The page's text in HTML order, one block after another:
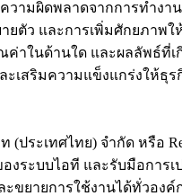
ความผิดพลาดจากการท
ว และการเพิ่มศักยภาพ
าในด้านใด และผลลัพธ์
เสริมความแข็งแกร่งให้ธุร
ะเทศไทย) จำกัด หรือ
บบไอที และรับมือการเป
ยายการใช้งานได้ทั่วอง